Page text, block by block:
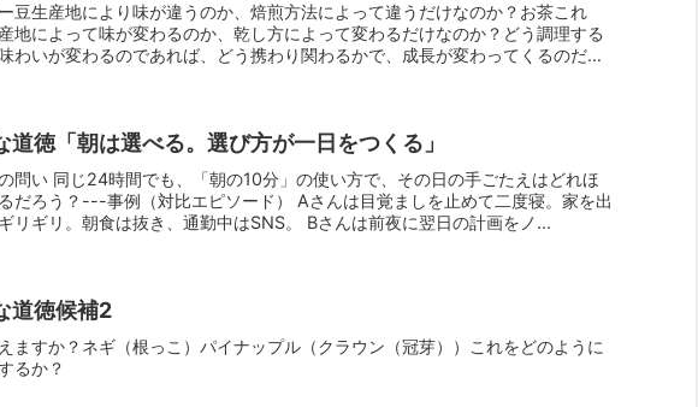
豆生産地により味が違うのか、焙煎方法によって違うだけなのか？お茶これ
地によって味が変わるのか、乾し方によって変わるだけなのか？どう調理する
わいが変わるのであれば、どう携わり関わるかで、成長が変わってくるのだろ
道徳「朝は選べる。選び方が一日をつくる」
問い 同じ24時間でも、「朝の10分」の使い方で、その日の手ごたえはどれほ
だろう？---事例（対比エピソード） Aさんは目覚ましを止めて二度寝。家を出
リギリ。朝食は抜き、通勤中はSNS。 Bさんは前夜に翌日の計画をノ...
道徳候補2
ますか？ネギ（根っこ）パイナップル（クラウン（冠芽））これをどのように
るか？